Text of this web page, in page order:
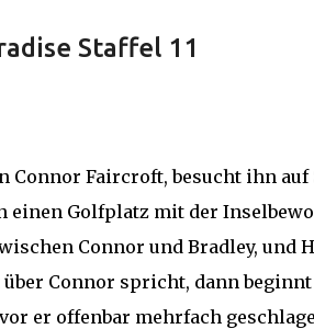
Staffel 11
Connor Faircroft, besucht ihn auf
einen Golfplatz mit der
Connor und Bradley, und
Connor spricht, dann
er offenbar mehrfach